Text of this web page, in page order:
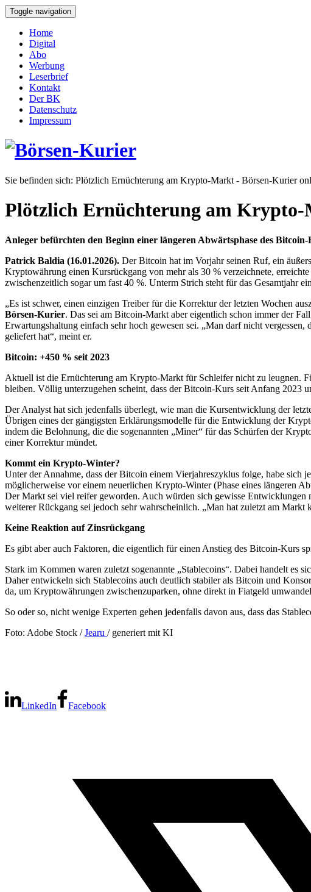
Toggle navigation
Home
Digital
Abo
Werbung
Leserbrief
Kontakt
Der BK
Datenschutz
Impressum
Sie befinden sich: Plötzlich Ernüchterung am Krypto-Markt - Börsen-Kurier
Plötzlich Ernüchterung am
Anleger befürchten den Beginn einer längeren Abwärtsphase des Bitcoin-
Patrick Baldia (16.01.2026). Der Bitcoin hat im Vorjahr seinen Ruf, ein
Kryptowährung einen Kursrückgang von mehr als 30 % verzeichnete,
zwischenzeitlich sogar um fast 40 %. Unterm Strich steht für das Gesamtjahr
„Es ist schwer, einen einzigen Treiber für die Korrektur der letzten Wochen
Börsen-Kurier. Das sei am Bitcoin-Markt aber eigentlich schon immer der
Erwartungshaltung einfach sehr hoch gewesen sei. „Man darf nicht vergessen,
geliefert hat“, meint er.
Bitcoin: +450 % seit 2023
Aktuell ist die Ernüchterung am Krypto-Markt für Schleifer nicht zu leugnen.
bleiben. Völlig unterzugehen scheint, dass der Bitcoin-Kurs seit Anfang 2023
Der Analyst hat sich jedenfalls überlegt, wie man die Kursentwicklung der
Übrigen eines der gängigsten Erklärungsmodelle für die Entwicklung der
indem die Belohnung, die die sogenannten „Miner“ für das Schürfen der
einer Korrektur mündet.
Kommt ein Krypto-Winter?
Unter der Annahme, dass der Bitcoin einem Vierjahreszyklus folge, habe sich
möglicherweise vor einem neuerlichen Krypto-Winter (Phase eines längeren
Der Markt sei viel reifer geworden. Auch würden sich gewisse
weiterer Rückgang sei jedoch sehr wahrscheinlich. „Man hat zuletzt am Markt
Keine Reaktion auf Zinsrückgang
Es gibt aber auch Faktoren, die eigentlich für einen Anstieg des Bitcoin-Kurs
Stark im Kommen waren zuletzt sogenannte „Stablecoins“. Dabei handelt
Daher entwickeln sich Stablecoins auch deutlich stabiler als Bitcoin und
da, um Kryptowährungen zwischenzuparken, ohne direkt in Fiatgeld
So oder so, nicht wenige Experten gehen jedenfalls davon aus, dass das
Foto: Adobe Stock /Jearu / generiert mit KI
LinkedIn Facebook